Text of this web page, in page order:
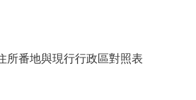
所番地與現行行政區對照表